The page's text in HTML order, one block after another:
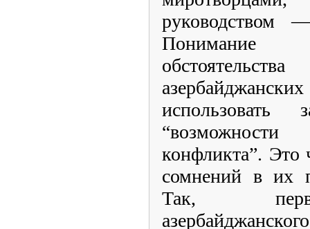
руководством
Понимание
использовать
конфликта”.
сомнений в их
Так,